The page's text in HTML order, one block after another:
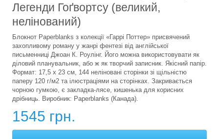
Легенди Гоґвортсу (великий,
нелінований)
Блокнот Paperblanks з колекції «Гаррі Поттер» присвячений
захопливому роману у жанрі фентезі від англійської
письменниці Джоан К. Роулінг. Його можна використовувати як
діловий планувальник, або ж як творчий записник. Якісний папір.
Формат: 17,5 х 23 см, 144 неліновані сторінки зі щільністю
паперу 120 г/м2 та ілюстраціями на сторінках. Закривається
чорною гумкою, є закладка-лясе, кишенька для корисних
дрібниць. Виробник: Paperblanks (Канада).
1545 грн.